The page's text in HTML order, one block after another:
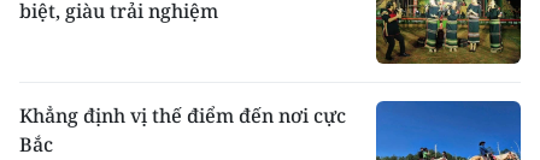
biệt, giàu trải nghiệm
Khẳng định vị thế điểm đến nơi cực
Bắc